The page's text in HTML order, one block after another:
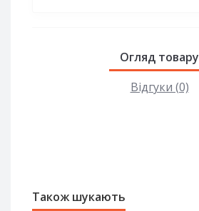
Огляд товару
Відгуки (0)
Також шукають